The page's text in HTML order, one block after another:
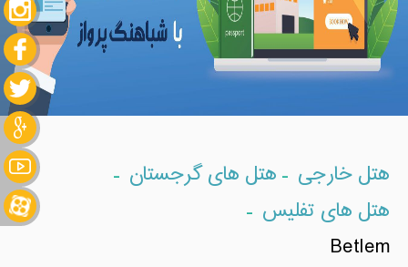
هتل خارجی -هتل های گرجستان -
هتل های تفلیس -
Betlem